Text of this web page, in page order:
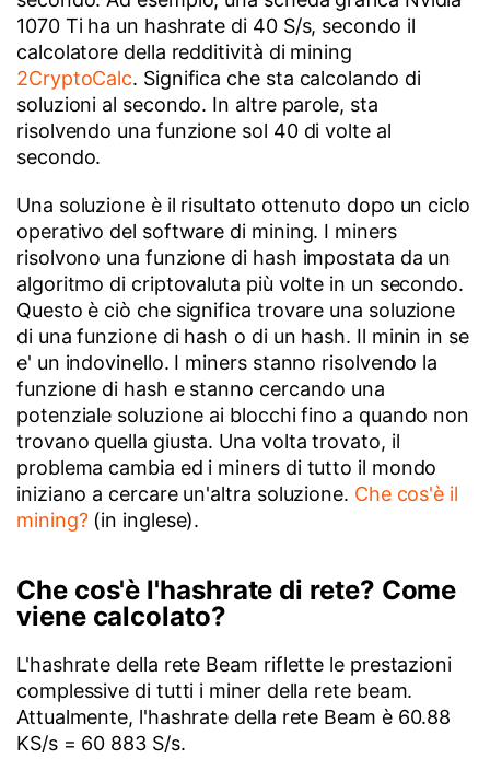
1070 Ti ha un hashrate di 40 S/s, secondo il
calcolatore della redditività di mining
2CryptoCalc. Significa che sta calcolando di
soluzioni al secondo. In altre parole, sta
risolvendo una funzione sol 40 di volte al
secondo.
Una soluzione è il risultato ottenuto dopo un ciclo
operativo del software di mining. I miners
risolvono una funzione di hash impostata da un
algoritmo di criptovaluta più volte in un secondo.
Questo è ciò che significa trovare una soluzione
di una funzione di hash o di un hash. Il minin in se
e' un indovinello. I miners stanno risolvendo la
funzione di hash e stanno cercando una
potenziale soluzione ai blocchi fino a quando non
trovano quella giusta. Una volta trovato, il
problema cambia ed i miners di tutto il mondo
iniziano a cercare un'altra soluzione. Che cos'è il
mining?(in inglese).
Che cos'è l'hashrate di rete? Come
viene calcolato?
L'hashrate della rete Beam riflette le prestazioni
complessive di tutti i miner della rete beam.
Attualmente, l'hashrate della rete Beam è 60.88
KS/s = 60 883 S/s.